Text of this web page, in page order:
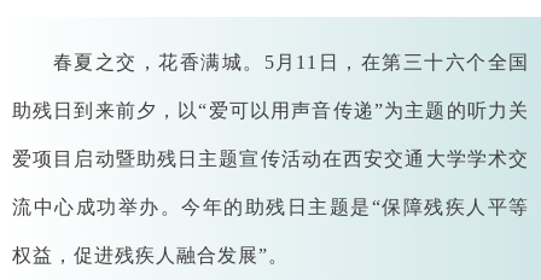
春夏之交，花香满城。5月11日，在第三十六个全国
助残日到来前夕，以“爱可以用声音传递”为主题的听力关
爱项目启动暨助残日主题宣传活动在西安交通大学学术交
流中心成功举办。今年的助残日主题是“保障残疾人平等
权益，促进残疾人融合发展”。